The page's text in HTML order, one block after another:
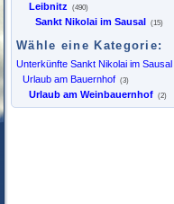
Leibnitz (490)
Sankt Nikolai im Sausal (15)
Wähle eine Kategorie:
Unterkünfte Sankt Nikolai im Sausal
Urlaub am Bauernhof (3)
Urlaub am Weinbauernhof (2)